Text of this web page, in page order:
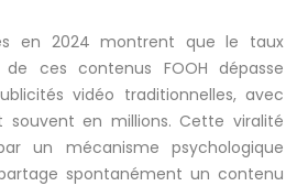
en 2024 montrent que le taux
ces contenus FOOH dépasse
vidéo traditionnelles, avec
en millions. Cette viralité
un mécanisme psychologique
spontanément un contenu